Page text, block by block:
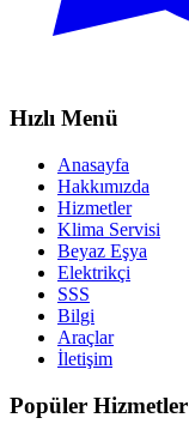
Hızlı Menü
Anasayfa
Hakkımızda
Hizmetler
Klima Servisi
Beyaz Eşya
Elektrikçi
SSS
Bilgi
Araçlar
İletişim
Popüler Hizmetler